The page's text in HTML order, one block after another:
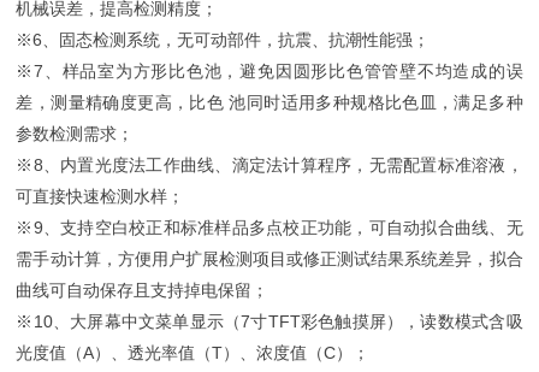
机械误差，提高检测精度；
※6 、固态检测系统，无可动部件，抗震、抗潮性能强；
※7 、样品室为方形比色池，避免因圆形比色管管壁不均造成的误
差，测量精确度更高，比色 池同时适用多种规格比色皿，满足多种
参数检测需求；
※8 、内置光度法工作曲线、滴定法计算程序，无需配置标准溶液，
可直接快速检测水样；
※9 、支持空白校正和标准样品多点校正功能，可自动拟合曲线、无
需手动计算，方便用户扩展检测项目或修正测试结果系统差异，拟合
曲线可自动保存且支持掉电保留；
※ 10、大屏幕中文菜单显示（7寸TFT彩色触摸屏），读数模式含吸
光度值（A）、透光率值（T）、浓度值（C）；